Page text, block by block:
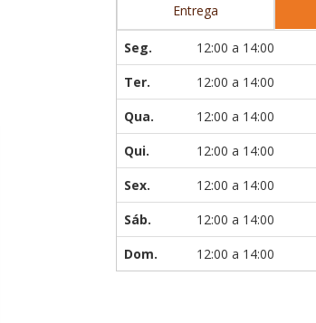
Entrega
Seg. 12:00 a 14:00
Ter.
12:00 a 14:00
Qua.
12:00 a 14:00
Qui.
12:00 a 14:00
Sex.
12:00 a 14:00
Sáb.
12:00 a 14:00
Dom.
12:00 a 14:00